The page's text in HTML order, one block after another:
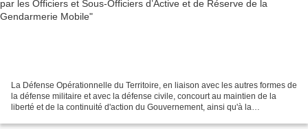
Gendarmerie Mobile
La Défense Opérationnelle du Territoire, en liaison avec les autres formes de
la défense militaire et avec la défense civile, concourt au maintien de la
liberté et de la continuité d'action du Gouvernement, ainsi qu'à la